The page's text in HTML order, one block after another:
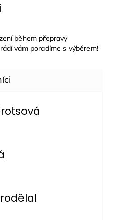
během přepravy
vám poradíme s výběrem!
je 5 z 5 hvězdiček.
je 5 z 5 hvězdiček.
je 5 z 5 hvězdiček.